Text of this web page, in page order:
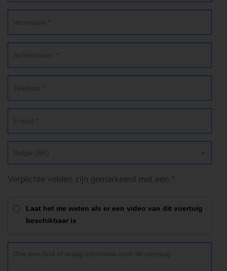
Verplichte velden zijn gemarkeerd met een *.
Laat het me weten als er een video van dit voertuig
beschikbaar is